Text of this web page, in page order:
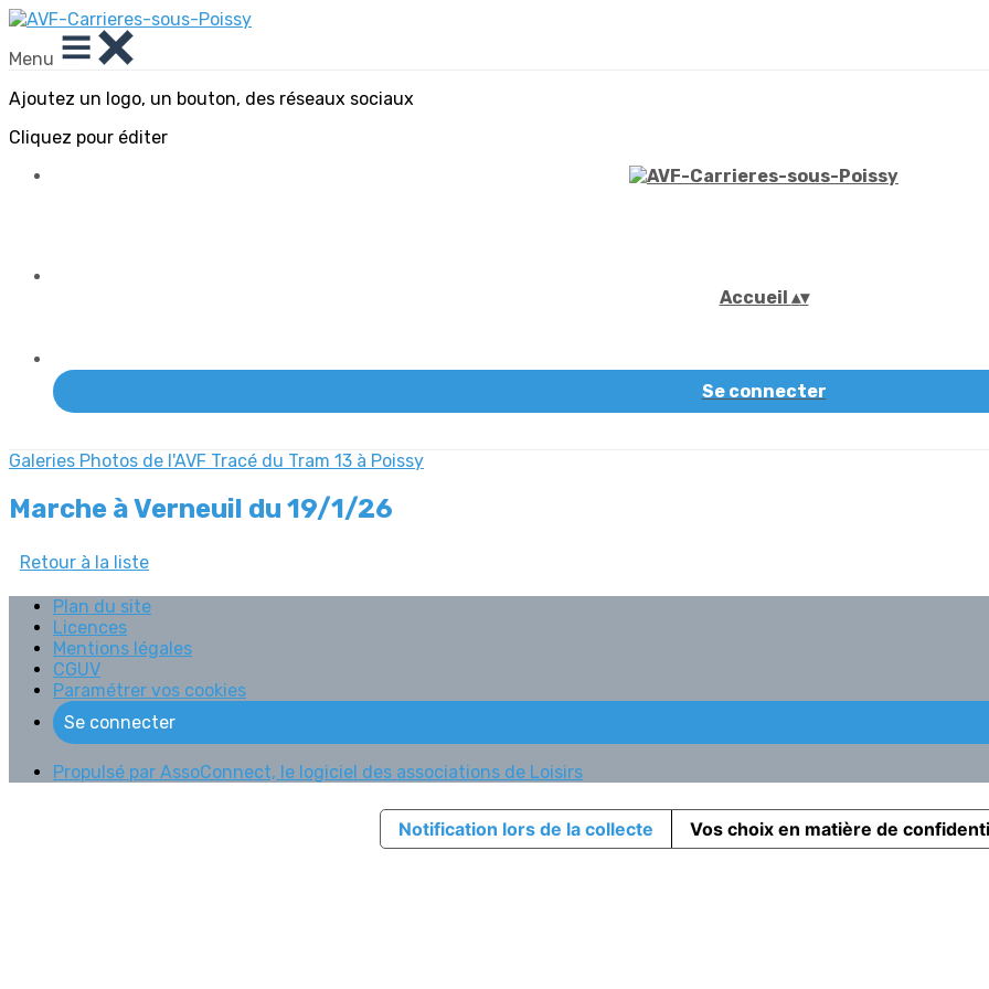
Menu
Ajoutez un logo, un bouton, des réseaux sociaux
Cliquez pour éditer
Accueil ▴▾
Se connecter
Galeries Photos de l'AVF Tracé du Tram 13 à Poissy
Marche à Verneuil du 19/1/26
Retour à la liste
Plan du site
Licences
Mentions légales
CGUV
Paramétrer vos cookies
Se connecter
Propulsé par AssoConnect, le logiciel des associations de Loisirs
Notification lors de la collecte Vos choix en matière de